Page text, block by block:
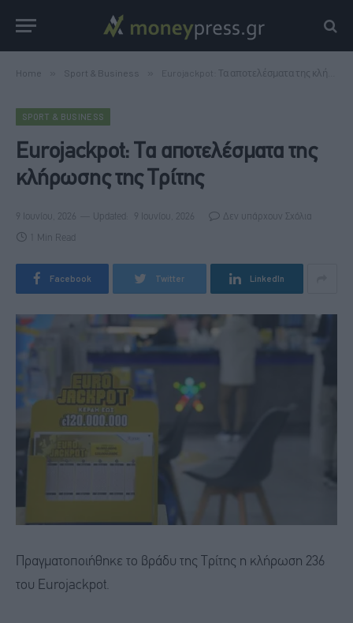
Home Sport & Business Eurojackpot: Τα αποτελέσματα της κλήρωσης της Τρίτης
SPORT & BUSINESS
Eurojackpot: Τα αποτελέσματα της
κλήρωσης της Τρίτης
9 Ιουνίου, 2026 Updated: 9 Ιουνίου, 2026 Δεν υπάρχουν Σχόλια
1 Min Read
Facebook Twitter LinkedIn
Πραγματοποιήθηκε το βράδυ της Τρίτης η κλήρωση 236
του Eurojackpot.